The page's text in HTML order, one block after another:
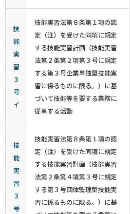
技
能
実
習
３
号
イ
技能実習法第８条第１項の認
定（注）を受けた同項に規定
する技能実習計画（技能実習
法第２条第２項第３号に規定
する第３号企業単独型技能実
習に係るものに限る。）に基
づいて技能等を要する業務に
従事する活動
技
能
実
習
３
号
技能実習法第８条第１項の認
定（注）を受けた同項に規定
する技能実習計画（技能実習
法第２条第４項第３号に規定
する第３号団体監理型技能実
習に係るものに限る。）に基